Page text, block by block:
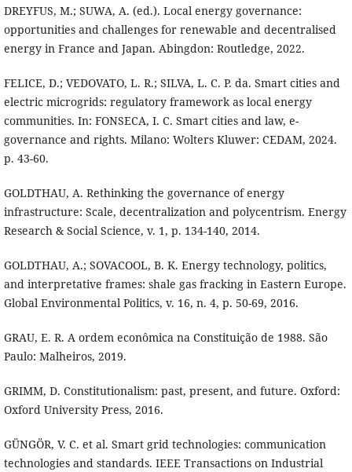
DREYFUS, M.; SUWA, A. (ed.). Local energy governance:
opportunities and challenges for renewable and decentralised
energy in France and Japan. Abingdon: Routledge, 2022.
FELICE, D.; VEDOVATO, L. R.; SILVA, L. C. P. da. Smart cities and
electric microgrids: regulatory framework as local energy
communities. In: FONSECA, I. C. Smart cities and law, e-
governance and rights. Milano: Wolters Kluwer: CEDAM, 2024.
p. 43-60.
GOLDTHAU, A. Rethinking the governance of energy
infrastructure: Scale, decentralization and polycentrism. Energy
Research & Social Science, v. 1, p. 134-140, 2014.
GOLDTHAU, A.; SOVACOOL, B. K. Energy technology, politics,
and interpretative frames: shale gas fracking in Eastern Europe.
Global Environmental Politics, v. 16, n. 4, p. 50-69, 2016.
GRAU, E. R. A ordem econômica na Constituição de 1988. São
Paulo: Malheiros, 2019.
GRIMM, D. Constitutionalism: past, present, and future. Oxford:
Oxford University Press, 2016.
GÜNGÖR, V. C. et al. Smart grid technologies: communication
technologies and standards. IEEE Transactions on Industrial